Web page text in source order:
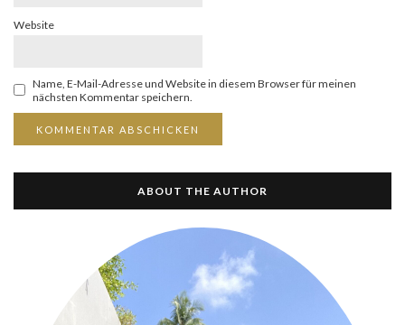
Website
Name, E-Mail-Adresse und Website in diesem Browser für meinen
nächsten Kommentar speichern.
ABOUT THE AUTHOR